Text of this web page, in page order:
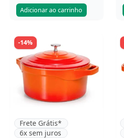
Adicionar ao carrinho
-14%
Frete Grátis*
6x sem juros